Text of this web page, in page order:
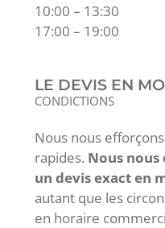
10:00 – 13:30
17:00 – 19:00
LE DEVIS EN
CONDICTIONS
Nous nous
rapides. Nous nous
un devis exact en
autant que les
en horaire